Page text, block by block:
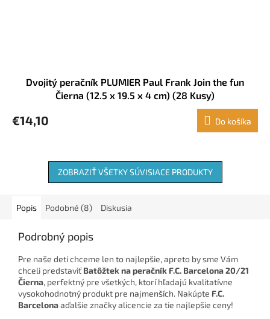
Dvojitý peračník PLUMIER Paul Frank Join the fun
Čierna (12.5 x 19.5 x 4 cm) (28 Kusy)
€14,10 Do košíka
ZOBRAZIŤ VŠETKY SÚVISIACE PRODUKTY
Popis Podobné (8) Diskusia
Podrobný popis
Pre naše deti chceme len to najlepšie, apreto by sme Vám
chceli predstaviť Batôžtek na peračník F.C. Barcelona 20/21
Čierna, perfektný pre všetkých, ktorí hľadajú kvalitatívne
vysokohodnotný produkt pre najmenších. Nakúpte F.C.
Barcelonaaďalšie značky alicencie za tie najlepšie ceny!